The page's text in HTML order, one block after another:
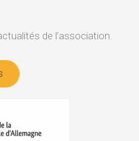
de l’association.